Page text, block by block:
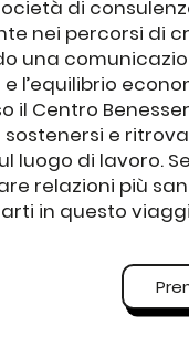
di
nei percorsi di
una
l’equilibrio
il Centro
e
luogo di lavoro.
relazioni più
in questo